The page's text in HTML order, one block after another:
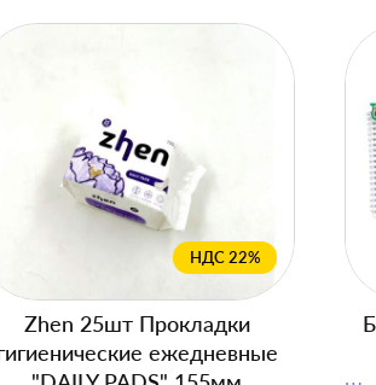
НДС 22%
Zhen 25шт Прокладки
ежедневные